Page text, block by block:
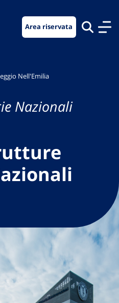
Area riservata
Nell'Emilia
Nazionali